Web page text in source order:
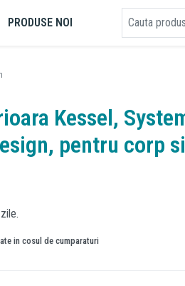
PRODUSE NOI
Kessel,
pentru corp
in cosul de cumparaturi